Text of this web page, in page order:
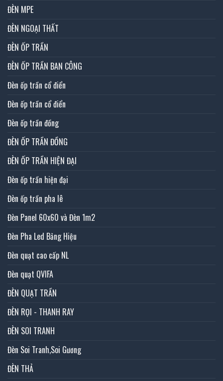
ĐÈN MPE
ĐÈN NGOẠI THẤT
ĐÈN ỐP TRẦN
ĐÈN ỐP TRẦN BAN CÔNG
Đèn ốp trần cổ điển
Đèn ốp trần cổ điển
Đèn ốp trần đồng
ĐÈN ỐP TRẦN ĐỒNG
ĐÈN ỐP TRẦN HIỆN ĐẠI
Đèn ốp trần hiện đại
Đèn ốp trần pha lê
Đèn Panel 60x60 và Đèn 1m2
Đèn Pha Led Bảng Hiệu
Đèn quạt cao cấp NL
Đèn quạt QVIFA
ĐÈN QUẠT TRẦN
ĐÈN RỌI - THANH RAY
ĐÈN SOI TRANH
Đèn Soi Tranh,Soi Gương
ĐÈN THẢ